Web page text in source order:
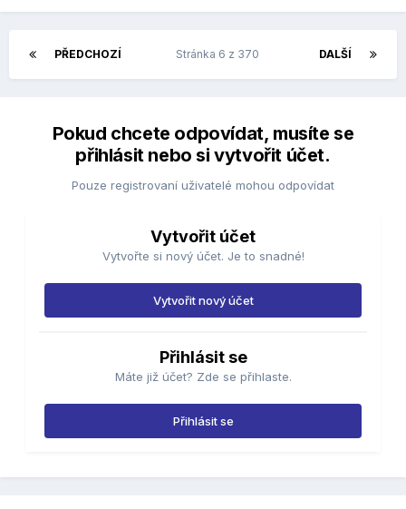
PŘEDCHOZÍ DALŠÍ
Stránka 6 z 370
Pokud chcete odpovídat, musíte se
přihlásit nebo si vytvořit účet.
Pouze registrovaní uživatelé mohou odpovídat
Vytvořit účet
Vytvořte si nový účet. Je to snadné!
Vytvořit nový účet
Přihlásit se
Máte již účet? Zde se přihlaste.
Přihlásit se